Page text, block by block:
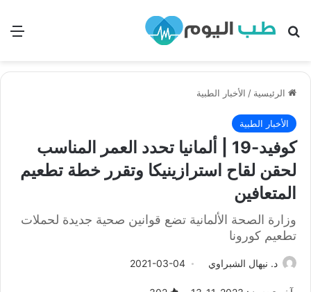
بحث
الرئيسية / الأخبار الطبية
الأخبار الطبية
كوفيد-19 | ألمانيا تحدد العمر المناسب
لحقن لقاح استرازينيكا وتقرر خطة تطعيم
المتعافين
وزارة الصحة الألمانية تضع قوانين صحية جديدة لحملات
تطعيم كورونا
د. نيهال الشبراوي 2021-03-04